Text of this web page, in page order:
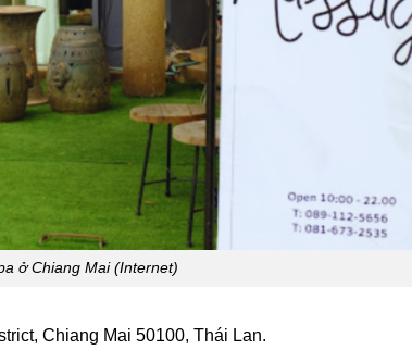
ở Chiang Mai (Internet)
Chiang Mai 50100, Thái Lan.